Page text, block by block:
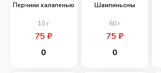
Перчики халапенью
10 г
75₽
0
Шампиньоны
60г
75 ₽
0